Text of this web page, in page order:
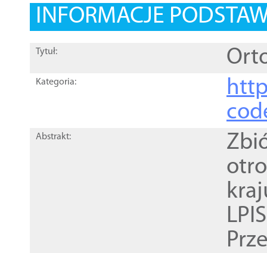
INFORMACJE
Tytuł:
Kategoria:
Abstrakt: